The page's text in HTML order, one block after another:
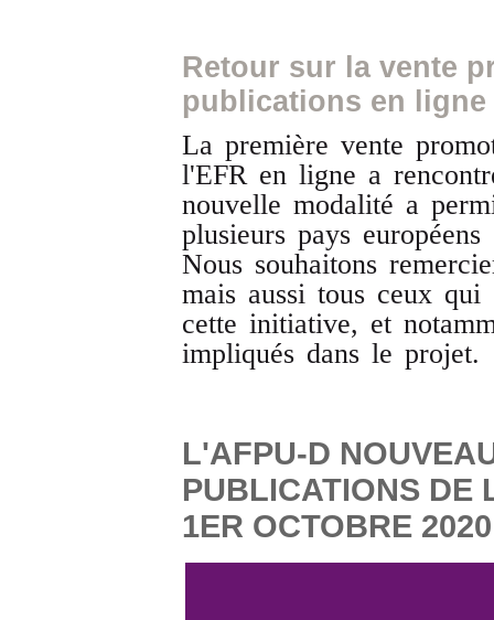
Retour sur la vente
publications en ligne
La première vente
l'EFR en ligne a
nouvelle modalité a
plusieurs pays
Nous souhaitons
mais aussi tous ceux
cette initiative, et
impliqués dans le projet.
L'AFPU-D
PUBLICATIONS DE
1ER OCTOBRE 2020